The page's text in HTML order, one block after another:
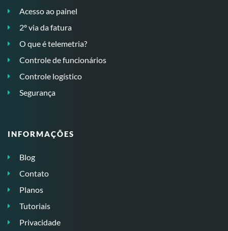
Acesso ao painel
2º via da fatura
O que é telemetria?
Controle de funcionários
Controle logístico
Segurança
INFORMAÇÕES
Blog
Contato
Planos
Tutoriais
Privacidade